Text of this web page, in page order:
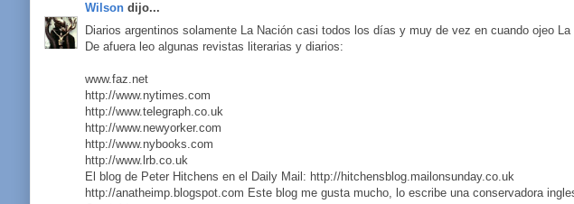
Wilson dijo...
Diarios argentinos solamente La Nación casi todos los días y muy de vez en cuando ojeo La
De afuera leo algunas revistas literarias y diarios:
www.faz.net
http://www.nytimes.com
http://www.telegraph.co.uk
http://www.newyorker.com
http://www.nybooks.com
http://www.lrb.co.uk
El blog de Peter Hitchens en el Daily Mail: http://hitchensblog.mailonsunday.co.uk
http://anatheimp.blogspot.com Este blog me gusta mucho, lo escribe una conservadora